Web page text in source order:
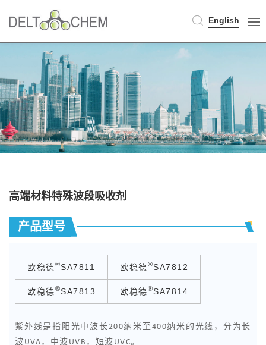
English
高端材料特殊波段吸收剂
产品型号
欧稳德®SA7811 欧稳德®SA7812
欧稳德®SA7813 欧稳德®SA7814
紫外线是指阳光中波长200纳米至400纳米的光线，分为长
波UVA，中波UVB，短波UVC。